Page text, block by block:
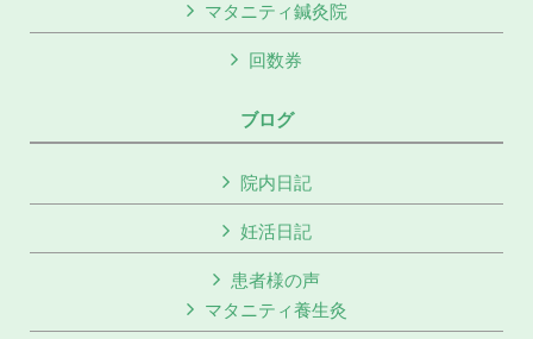
マタニティ鍼灸院
回数券
ブログ
院内日記
妊活日記
患者様の声
マタニティ養生灸